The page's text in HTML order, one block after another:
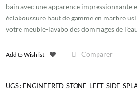
en
pierre
usinée
meuble-
salle
bain avec une apparence impressionnante
éclaboussure haut de gamme en marbre
votre meuble-lavabo des dommages de
Add to Wishlist Comparer
UGS :